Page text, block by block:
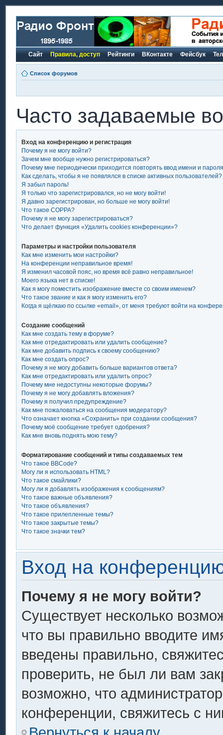
Сайт Правила, доступ Рейтинги ВКонтакте Фейсбук
Список форумов
Часто задаваемые
Вход на конференцию и регистрация
Почему я не могу войти?
Зачем мне вообще нужно регистрироваться?
Почему мне периодически приходится повторять ввод имени и
Как сделать, чтобы я не появлялся в списке активных пользователей?
Я забыл пароль!
Я только что зарегистрировался, но не могу войти!
Я давно зарегистрирован, но больше не могу войти!
Что такое COPPA?
Почему я не могу зарегистрироваться?
Что делает функция «Удалить cookies конференции»?
Параметры и настройки пользователя
Как мне изменить мои настройки?
На конференции неправильное время!
Я изменил часовой пояс, но время всё равно неправильное!
Моего языка нет в списке!
Как я могу поместить изображение вместе со своим именем?
Что такое звание и как я могу изменить его?
Когда я щёлкаю по ссылке «email», от меня требуют войти на
Создание сообщений
Как мне создать тему в форуме?
Как мне отредактировать или удалить сообщение?
Как мне добавить подпись к своему сообщению?
Как мне создать опрос?
Почему я не могу добавить больше вариантов ответа?
Как мне отредактировать или удалить опрос?
Почему мне недоступны некоторые форумы?
Почему я не могу добавлять вложения?
Почему я получил предупреждение?
Как мне пожаловаться на сообщения модератору?
Что означает кнопка «Сохранить» при создании сообщения?
Почему моё сообщение требует одобрения?
Как мне вновь поднять мою тему?
Форматирование сообщений и типы создаваемых тем
Что такое BBCode?
Могу ли я использовать HTML?
Что такое смайлики?
Могу ли я добавлять изображения к сообщениям?
Что такое важные объявления?
Что такое объявления?
Что такое прилепленные темы?
Что такое закрытые темы?
Что такое значки тем?
Вход на
Почему я не могу войти?
Существует несколько
что вы правильно вводите
введены правильно,
проверить, не был ли вам
возможно, что
конференции, свяжитесь с